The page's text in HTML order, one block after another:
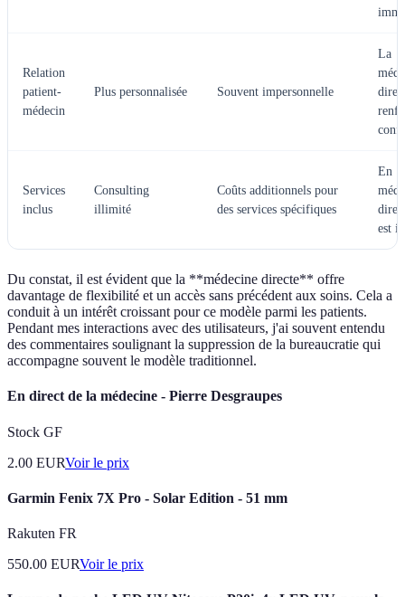
Relation
patient-
médecin
Plus personnalisée Souvent impersonnelle
La
Services
inclus
Consulting
illimité
Coûts additionnels pour
des services spécifiques
En
est
Du constat, il est évident que la **médecine directe** offre
davantage de flexibilité et un accès sans précédent aux soins. Cela a
conduit à un intérêt croissant pour ce modèle parmi les patients.
Pendant mes interactions avec des utilisateurs, j'ai souvent entendu
des commentaires soulignant la suppression de la bureaucratie qui
accompagne souvent le modèle traditionnel.
En direct de la médecine - Pierre Desgraupes
Stock GF
2.00 EURVoir le prix
Garmin Fenix 7X Pro - Solar Edition - 51 mm
Rakuten FR
550.00 EURVoir le prix